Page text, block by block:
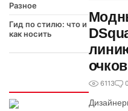
Разное
Гид по стилю: что и
как носить
очков
6113 0